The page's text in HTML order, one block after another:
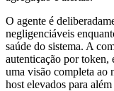
O agente é
negligenciáveis
saúde do sistema. A
autenticação por token,
uma visão completa ao
host elevados para